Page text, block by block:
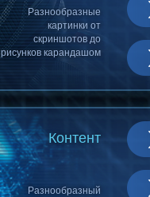
Разнообразные
картинки от
скриншотов до
рисунков карандашом
Контент
Разнообразный